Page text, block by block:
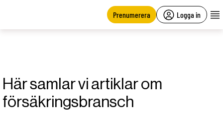
Prenumerera Logga in
Här samlar vi artiklar om
försäkringsbransch